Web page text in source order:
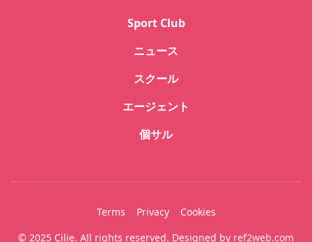
Sport Club
ニュース
スクール
エージェント
個サル
© 2025 Cilie. All rights reserved. Designed by ref2web.com
Terms Privacy Cookies